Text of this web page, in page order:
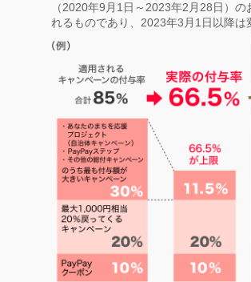
（2020年9月1日～2023年2月28日）の
れるものであり、2023年3月1日以降は